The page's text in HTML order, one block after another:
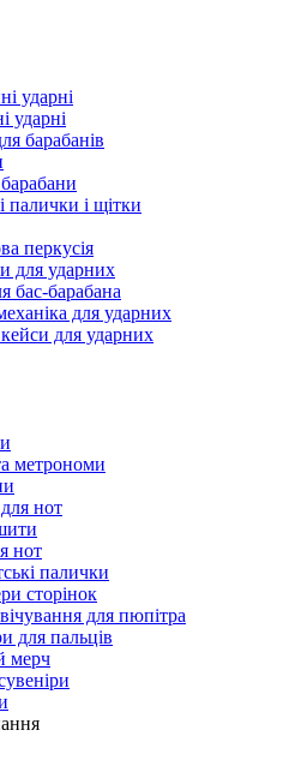
ударні
ударні
барабанів
палички і щітки
перкусія
для ударних
бас-барабана
для ударних
для ударних
метрономи
нот
нот
палички
сторінок
для пюпітра
для пальців
мерч